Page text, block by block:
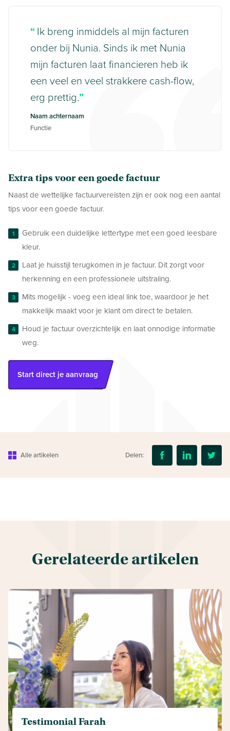
Ik breng inmiddels al mijn facturen
onder bij Nunia. Sinds ik met Nunia
mijn facturen laat financieren heb ik
een veel en veel strakkere cash-flow,
erg prettig.
Naam achternaam
Functie
Extra tips voor een goede factuur
Naast de wettelijke factuurvereisten zijn er ook nog een aantal
tips voor een goede factuur.
Gebruik een duidelijke lettertype met een goed leesbare
kleur.
Laat je huisstijl terugkomen in je factuur. Dit zorgt voor
herkenning en een professionele uitstraling.
Mits mogelijk - voeg een ideal link toe, waardoor je het
makkelijk maakt voor je klant om direct te betalen.
Houd je factuur overzichtelijk en laat onnodige informatie
weg.
Start direct je aanvraag
Alle artikelen Delen:
Gerelateerde artikelen
Testimonial Farah